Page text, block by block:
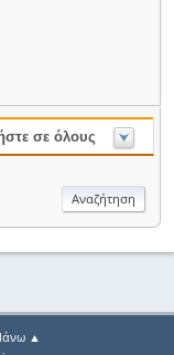
σε όλους
▲